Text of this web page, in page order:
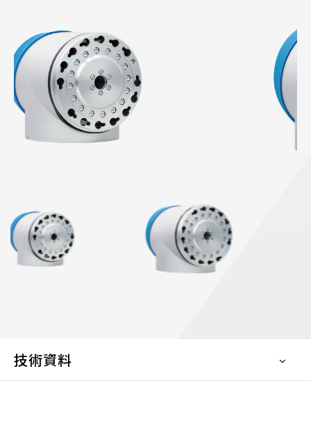
技術資料